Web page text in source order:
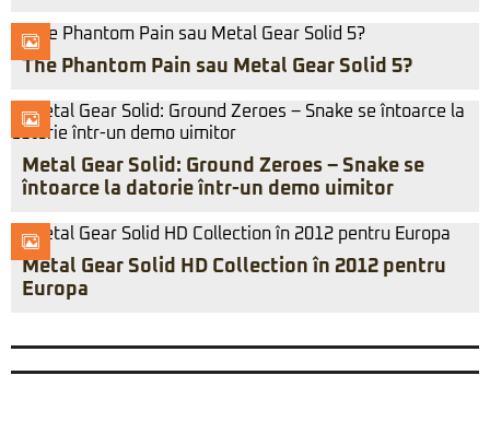
The Phantom Pain sau Metal Gear Solid 5?
Metal Gear Solid: Ground Zeroes – Snake se
întoarce la datorie într-un demo uimitor
Metal Gear Solid HD Collection în 2012 pentru
Europa